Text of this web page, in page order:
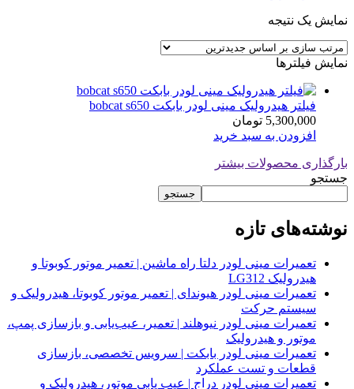
نمایش یک نتیجه
نمایش فیلترها
فیلتر هیدرولیک مینی لودر بابکت bobcat s650
5,300,000 تومان
افزودن به سبد خرید
بارگذاری محصولات بیشتر
جستجو
جستجو
نوشته‌های تازه
تعمیرات مینی لودر دلتا راه ماشین | تعمیر موتور کوبوتا و
هیدرولیک LG312
تعمیرات مینی لودر هیوندای | تعمیر موتور کوبوتا، هیدرولیک و
سیستم حرکت
تعمیرات مینی لودر نیوهلند | تعمیر، عیب‌یابی و بازسازی پمپ،
موتور و هیدرولیک
تعمیرات مینی لودر بابکت | سرویس تخصصی، بازسازی
قطعات و تست عملکرد
تعمیرات مینی لودر دراج | عیب یابی موتور، هیدرولیک و